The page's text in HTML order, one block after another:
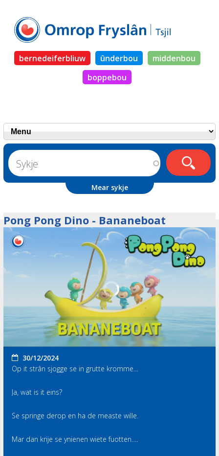
bernedeiferbliuw ûnderbou
middenbou
boppebou
Mear sykje
Pong Pong Dino - Bananeboat
30/12/2024
Op it strân sjogge se in grutte kromme…
Ja, wat is it eins?
Se springe derop en ha de measte wille.
Mar dan krije se ynienen wiete fuotten….